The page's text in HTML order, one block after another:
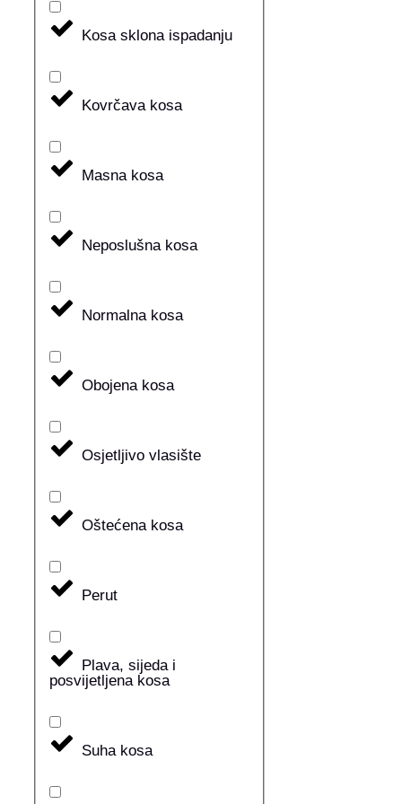
Kosa sklona ispadanju
Kovrčava kosa
Masna kosa
Neposlušna kosa
Normalna kosa
Obojena kosa
Osjetljivo vlasište
Oštećena kosa
Perut
Plava, sijeda i
posvijetljena kosa
Suha kosa